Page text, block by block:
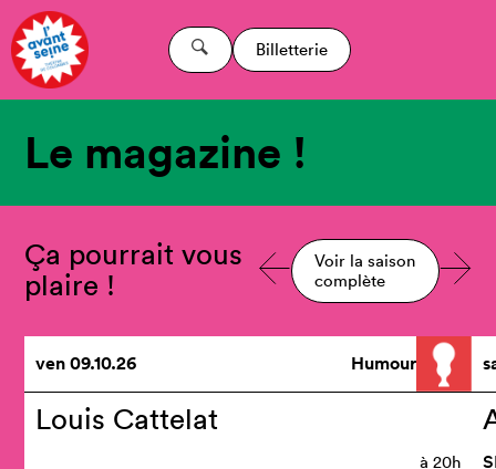
Billetterie
Le magazine !
Ça pourrait vous
plaire !
Voir la saison
complète
ven09.10.26 Humour
Louis Cattelat
à 20h